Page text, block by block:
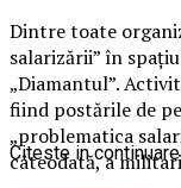
Dintre toate
salarizării” în
„Diamantul”.
fiind postările de
„problematica
câteodată, a
Citeste in continuare